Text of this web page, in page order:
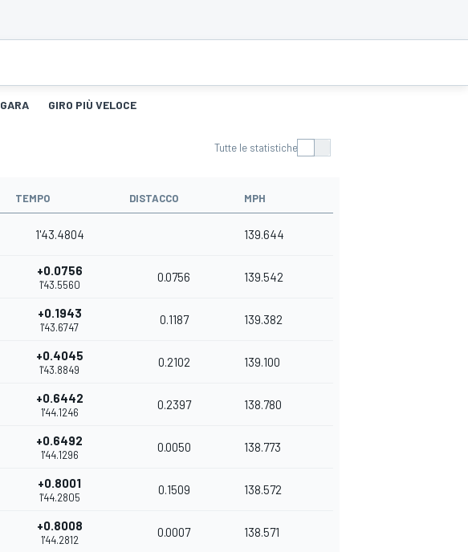
GARA GIRO PIÙ VELOCE
Tutte le statistiche
TEMPO DISTACCO MPH
1'43.4804 139.644
+0.0756
1'43.5560
0.0756 139.542
+0.1943
1'43.6747
0.1187 139.382
+0.4045
1'43.8849
0.2102 139.100
+0.6442
1'44.1246
0.2397 138.780
+0.6492
1'44.1296
0.0050 138.773
+0.8001
1'44.2805
0.1509 138.572
+0.8008
1'44.2812
0.0007 138.571